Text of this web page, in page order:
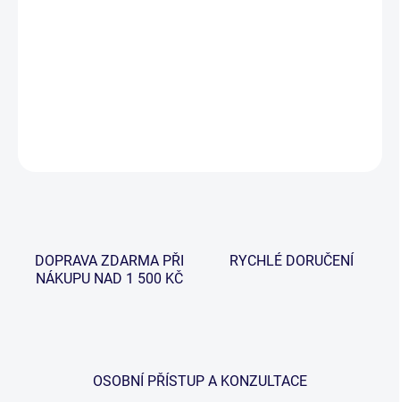
DOPRAVA ZDARMA PŘI
NÁKUPU NAD 1 500 KČ
RYCHLÉ DORUČENÍ
OSOBNÍ PŘÍSTUP A KONZULTACE